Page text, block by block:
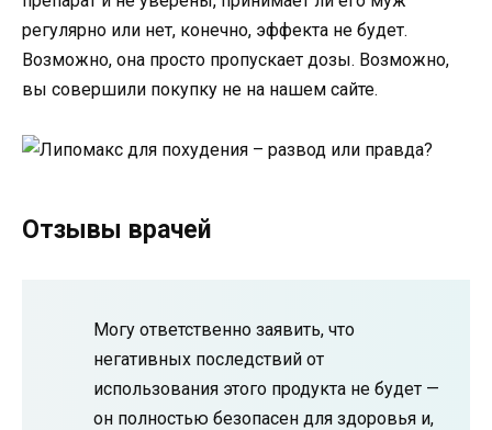
регулярно или нет, конечно, эффекта не будет.
Возможно, она просто пропускает дозы. Возможно,
вы совершили покупку не на нашем сайте.
Отзывы врачей
Могу ответственно заявить, что
негативных последствий от
использования этого продукта не будет —
он полностью безопасен для здоровья и,